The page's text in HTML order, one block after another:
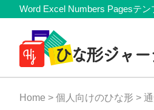
Skip
primary
navigation
Skip
content
Skip
primary
sidebar
Skip
footer
Member
Navigation
Word Excel Numbers Pagesテ
Home > 個人向けのひな形 >